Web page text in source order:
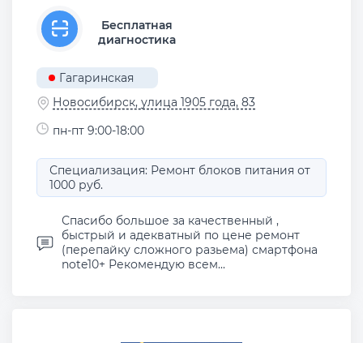
Бесплатная
диагностика
Гагаринская
Новосибирск, улица 1905 года, 83
пн-пт 9:00-18:00
Специализация: Ремонт блоков питания от
1000 руб.
Спасибо большое за качественный ,
быстрый и адекватный по цене ремонт
(перепайку сложного разьема) смартфона
note10+ Рекомендую всем...